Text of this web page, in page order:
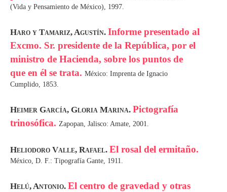
(Vida y Pensamiento de México), 1997.
Haro y Tamariz, Agustín. Informe presentado al
Excmo. Sr. presidente de la República, por el
ministro de Hacienda, sobre los puntos de
que en él se trata. México: Imprenta de Ignacio
Cumplido, 1853.
Heimer García, Gloria Marina. Pictografía
trinosófica. Zapopan, Jalisco: Amate, 2001.
Heliodoro Valle, Rafael. El rosal del ermitaño.
México, D. F.: Tipografía Gante, 1911.
Helú, Antonio. El centro de gravedad y otras